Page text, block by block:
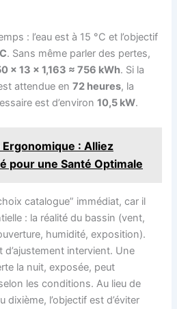
: l’eau est à 15 °C et l’objectif
. Sans même parler des pertes,
× 13 × 1,163 ≈ 756 kWh. Si la
attendue en72 heures, la
est d’environ10,5 kW.
: Alliez
pour une Santé Optimale
catalogue” immédiat, car il
: la réalité du bassin (vent,
humidité, exposition).
d’ajustement intervient. Une
la nuit, exposée, peut
les conditions. Au lieu de
l’objectif est d’éviter